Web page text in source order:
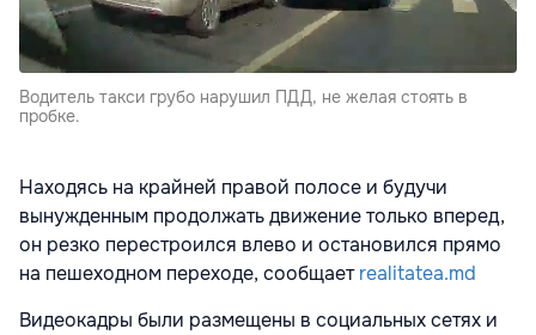
Водитель такси грубо нарушил ПДД, не желая стоять в
пробке.
Находясь на крайней правой полосе и будучи
вынужденным продолжать движение только вперед,
он резко перестроился влево и остановился прямо
на пешеходном переходе, сообщаетrealitatea.md
Видеокадры были размещены в социальных сетях и